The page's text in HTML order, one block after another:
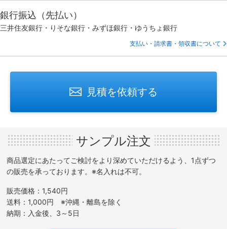
銀行振込（先払い）
三井住友銀行・りそな銀行・みずほ銀行・ゆうちょ銀行
支払い・請求書・領収書について
見積を依頼する
サンプル注文
商品選定にあたってご検討をより深めていただけるよう、1点ずつ
の販売を承っております。※名入れは不可。
販売価格：1,540円
送料：1,000円 ※沖縄・離島を除く
納期：入金後、3～5日